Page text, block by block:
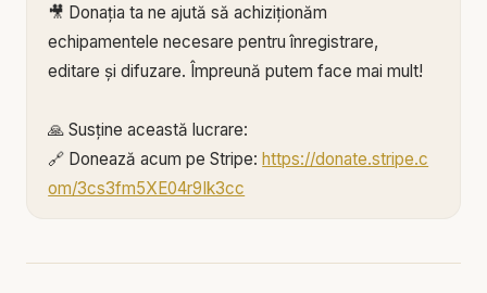
🎥 Donația ta ne ajută să achiziționăm
echipamentele necesare pentru înregistrare,
editare și difuzare. Împreună putem face mai mult!
🙏 Susține această lucrare:
🔗 Donează acum pe Stripe:https://donate.stripe.c
om/3cs3fm5XE04r9Ik3cc